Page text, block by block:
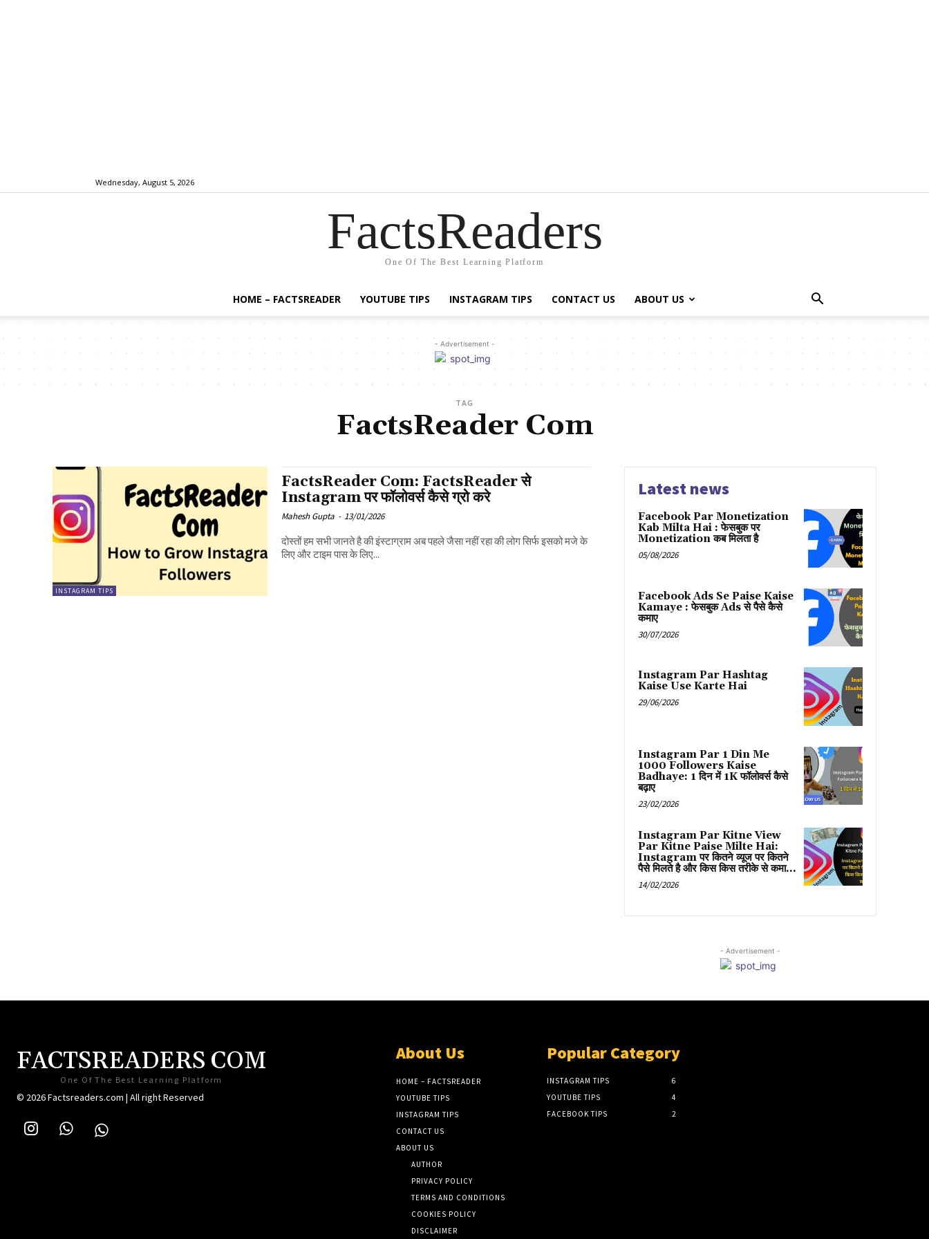
Wednesday, August 5, 2026
FactsReaders
One Of The Best Learning Platform
HOME – FACTSREADER YOUTUBE TIPS INSTAGRAM TIPS CONTACT US ABOUT US
- Advertisement -
TAG
FactsReader Com
INSTAGRAM TIPS
FactsReader Com: FactsReader से
Instagram पर फॉलोवर्स कैसे ग्रो करे
Mahesh Gupta - 13/01/2026
दोस्तों हम सभी जानते है की इंस्टाग्राम अब पहले जैसा नहीं रहा की लोग सिर्फ इसको मजे के
लिए और टाइम पास के लिए...
Latest news
Facebook Par Monetization
Kab Milta Hai : फेसबुक पर
Monetization कब मिलता है
05/08/2026
Facebook Ads Se Paise Kaise
Kamaye : फेसबुक Ads से पैसे कैसे
कमाए
30/07/2026
Instagram Par Hashtag
Kaise Use Karte Hai
29/06/2026
Instagram Par 1 Din Me
1000 Followers Kaise
Badhaye: 1 दिन में 1K फॉलोवर्स कैसे
बढ़ाए
23/02/2026
Instagram Par Kitne View
Par Kitne Paise Milte Hai:
Instagram पर कितने व्यूज पर कितने
पैसे मिलते है और किस किस तरीके से कमा...
14/02/2026
- Advertisement -
FACTSREADERS COM
One Of The Best Learning Platform
© 2026 Factsreaders.com | All right Reserved
About Us
HOME – FACTSREADER
YOUTUBE TIPS
INSTAGRAM TIPS
CONTACT US
ABOUT US
AUTHOR
PRIVACY POLICY
TERMS AND CONDITIONS
COOKIES POLICY
DISCLAIMER
Popular Category
INSTAGRAM TIPS
6
YOUTUBE TIPS
4
FACEBOOK TIPS
2